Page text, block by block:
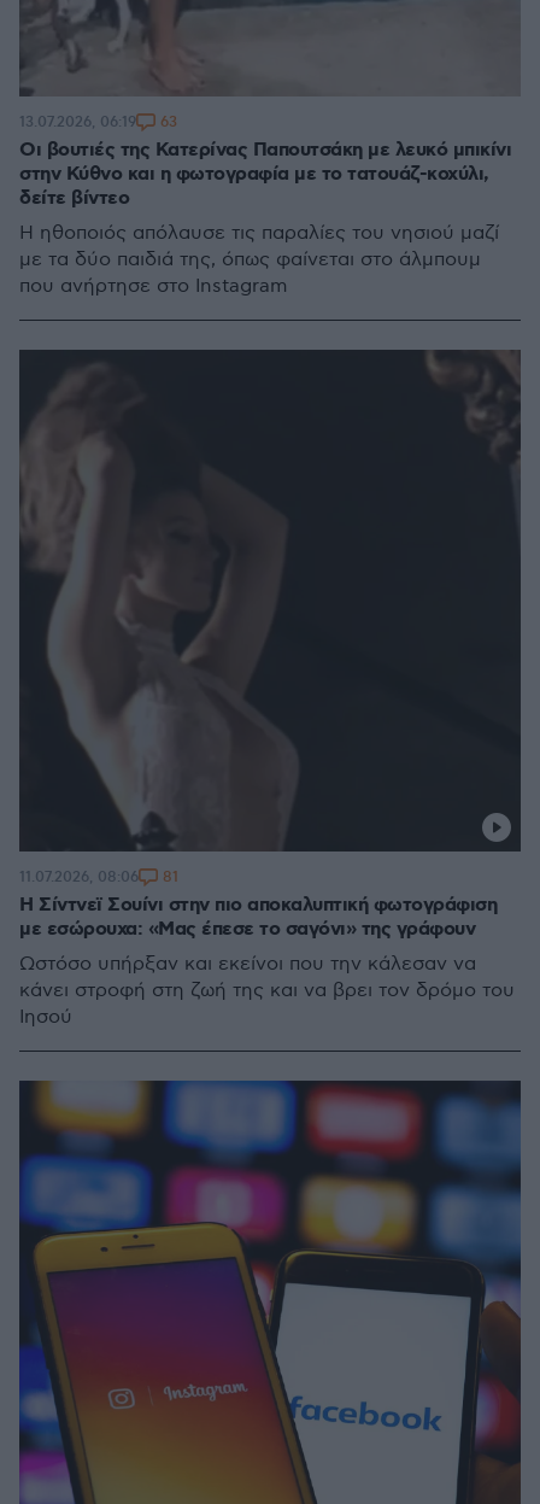
Οι βουτιές της Κατερίνας Παπουτσάκη με λευκό μπικίνι
στην Κύθνο και η φωτογραφία με το τατουάζ-κοχύλι,
δείτε βίντεο
H ηθοποιός απόλαυσε τις παραλίες του νησιού μαζί
με τα δύο παιδιά της, όπως φαίνεται στο άλμπουμ
που ανήρτησε στο Instagram
13.07.2026, 06:19 63
H Σίντνεϊ Σουίνι στην πιο αποκαλυπτική φωτογράφιση
με εσώρουχα: «Μας έπεσε το σαγόνι» της γράφουν
Ωστόσο υπήρξαν και εκείνοι που την κάλεσαν να
κάνει στροφή στη ζωή της και να βρει τον δρόμο του
Ιησού
11.07.2026, 08:06 81